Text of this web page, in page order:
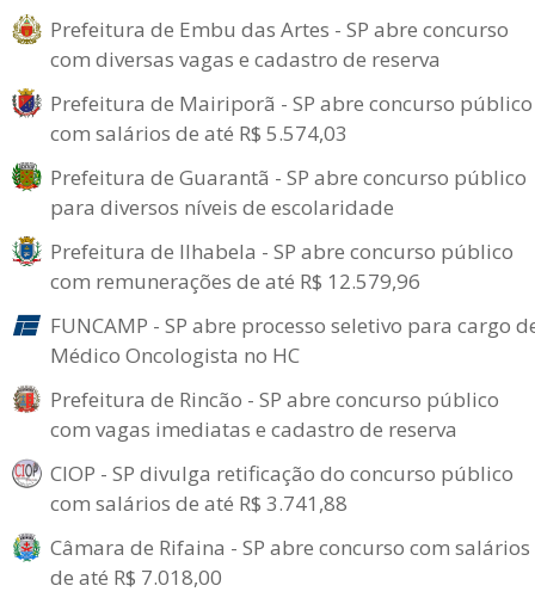
Prefeitura de Embu das Artes - SP abre concurso
com diversas vagas e cadastro de reserva
Prefeitura de Mairiporã - SP abre concurso público
com salários de até R$ 5.574,03
Prefeitura de Guarantã - SP abre concurso público
para diversos níveis de escolaridade
Prefeitura de Ilhabela - SP abre concurso público
com remunerações de até R$ 12.579,96
FUNCAMP - SP abre processo seletivo para cargo
Médico Oncologista no HC
Prefeitura de Rincão - SP abre concurso público
com vagas imediatas e cadastro de reserva
CIOP - SP divulga retificação do concurso público
com salários de até R$ 3.741,88
Câmara de Rifaina - SP abre concurso com salários
de até R$ 7.018,00